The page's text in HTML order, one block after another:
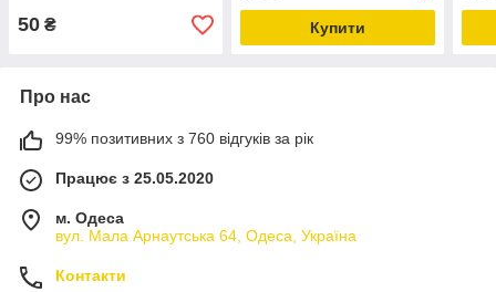
50 ₴ Купити
Про нас
99% позитивних з 760 відгуків за рік
Працює з 25.05.2020
м. Одеса
вул. Мала Арнаутська 64, Одеса, Україна
Контакти